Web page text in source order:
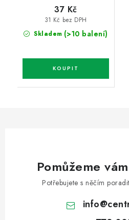
Skladem (>10 balení)
31 Kč bez DPH
37 Kč
Pomůžeme
Potřebujete s něčím
info@